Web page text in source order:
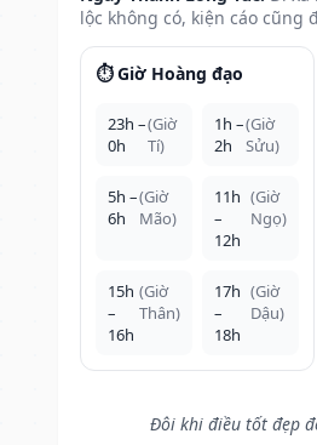
lộc không có, kiện cáo cũng
⏱️ Giờ Hoàng đạo
23h –
0h
(Giờ
Tí)
1h –
2h
(Giờ
Sửu)
5h –
6h
(Giờ
Mão)
11h
–
12h
(Giờ
Ngọ)
15h
–
16h
(Giờ
Thân)
17h
–
18h
(Giờ
Dậu)
Đôi khi điều tốt đẹp